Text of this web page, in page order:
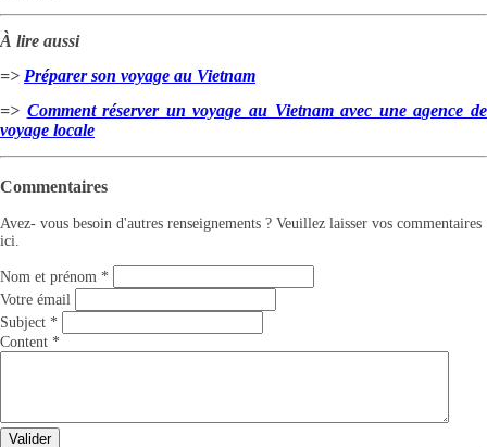
À lire aussi
=> Préparer son voyage au Vietnam
=> Comment réserver un voyage au Vietnam avec une agence de
voyage locale
Commentaires
Avez- vous besoin d'autres renseignements ? Veuillez laisser vos commentaires
ici.
Nom et prénom *
Votre émail
Subject *
Content *
Valider